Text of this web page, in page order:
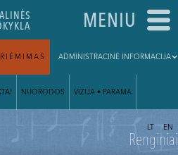
MENIU
ADMINISTRACINĖ INFORMACIJA
NUORODOS VIZIJA • PARAMA
LT EN
Renginiai